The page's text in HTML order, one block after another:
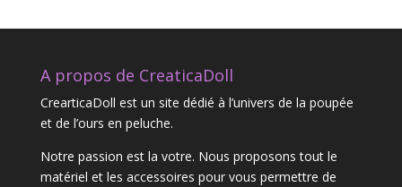
A propos de CreaticaDoll
CrearticaDoll est un site dédié à l’univers de la poupée
et de l’ours en peluche.
Notre passion est la votre. Nous proposons tout le
matériel et les accessoires pour vous permettre de